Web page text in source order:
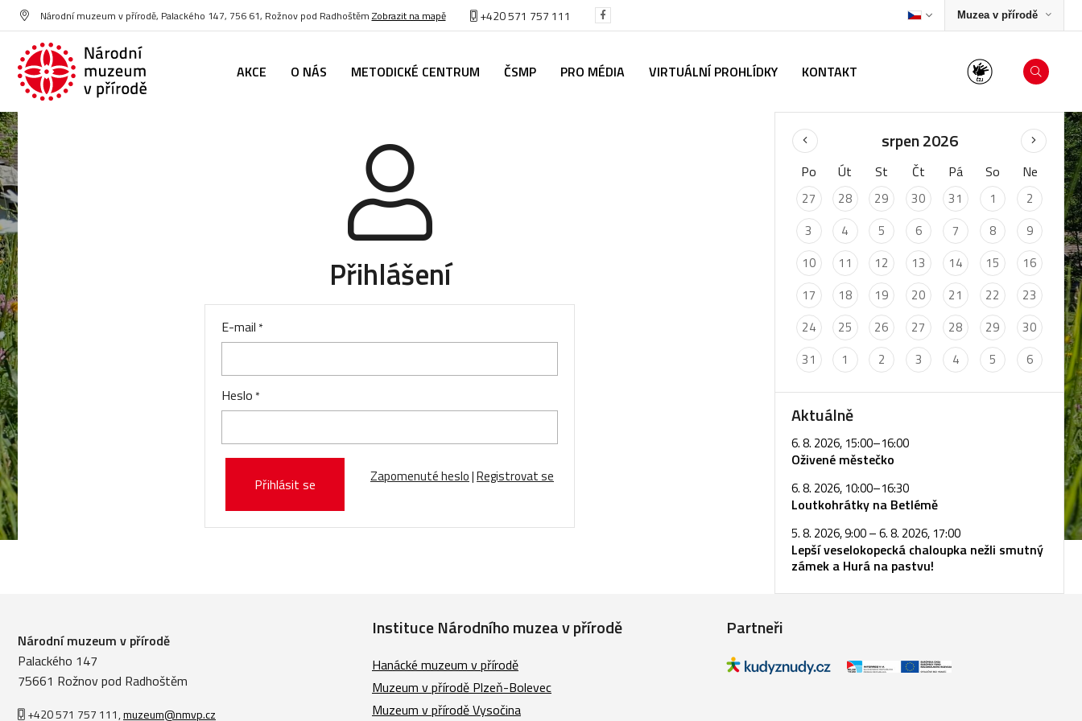
Národní muzeum v přírodě, Palackého 147, 756 61, Rožnov pod Radhoštěm Zobrazit na mapě +420 571 757 111 Muzea v přírodě
AKCE O NÁS METODICKÉ CENTRUM ČSMP PRO MÉDIA VIRTUÁLNÍ PROHLÍDKY KONTAKT
Přihlášení
E-mail
Heslo
Přihlásit se Zapomenuté heslo|Registrovat se
srpen 2026
Po Út St Čt Pá So Ne
27 28 29 30 31 1
2
3
4 5 6 7 8
9
10
11 12 13 14 15
16
17
18 19 20 21 22
23
24
25 26 27 28 29
30
31
1 2 3 4 5 6
Aktuálně
6. 8. 2026, 15:00–16:00
Oživené městečko
6. 8. 2026, 10:00–16:30
Loutkohrátky na Betlémě
5. 8. 2026, 9:00–6. 8. 2026, 17:00
Lepší veselokopecká chaloupka nežli smutný
zámek a Hurá na pastvu!
Národní muzeum v přírodě
Palackého 147
75661 Rožnov pod Radhoštěm
+420 571 757 111,muzeum@nmvp.cz
Instituce Národního muzea v přírodě
Hanácké muzeum v přírodě
Muzeum v přírodě Plzeň-Bolevec
Muzeum v přírodě Vysočina
Partneři